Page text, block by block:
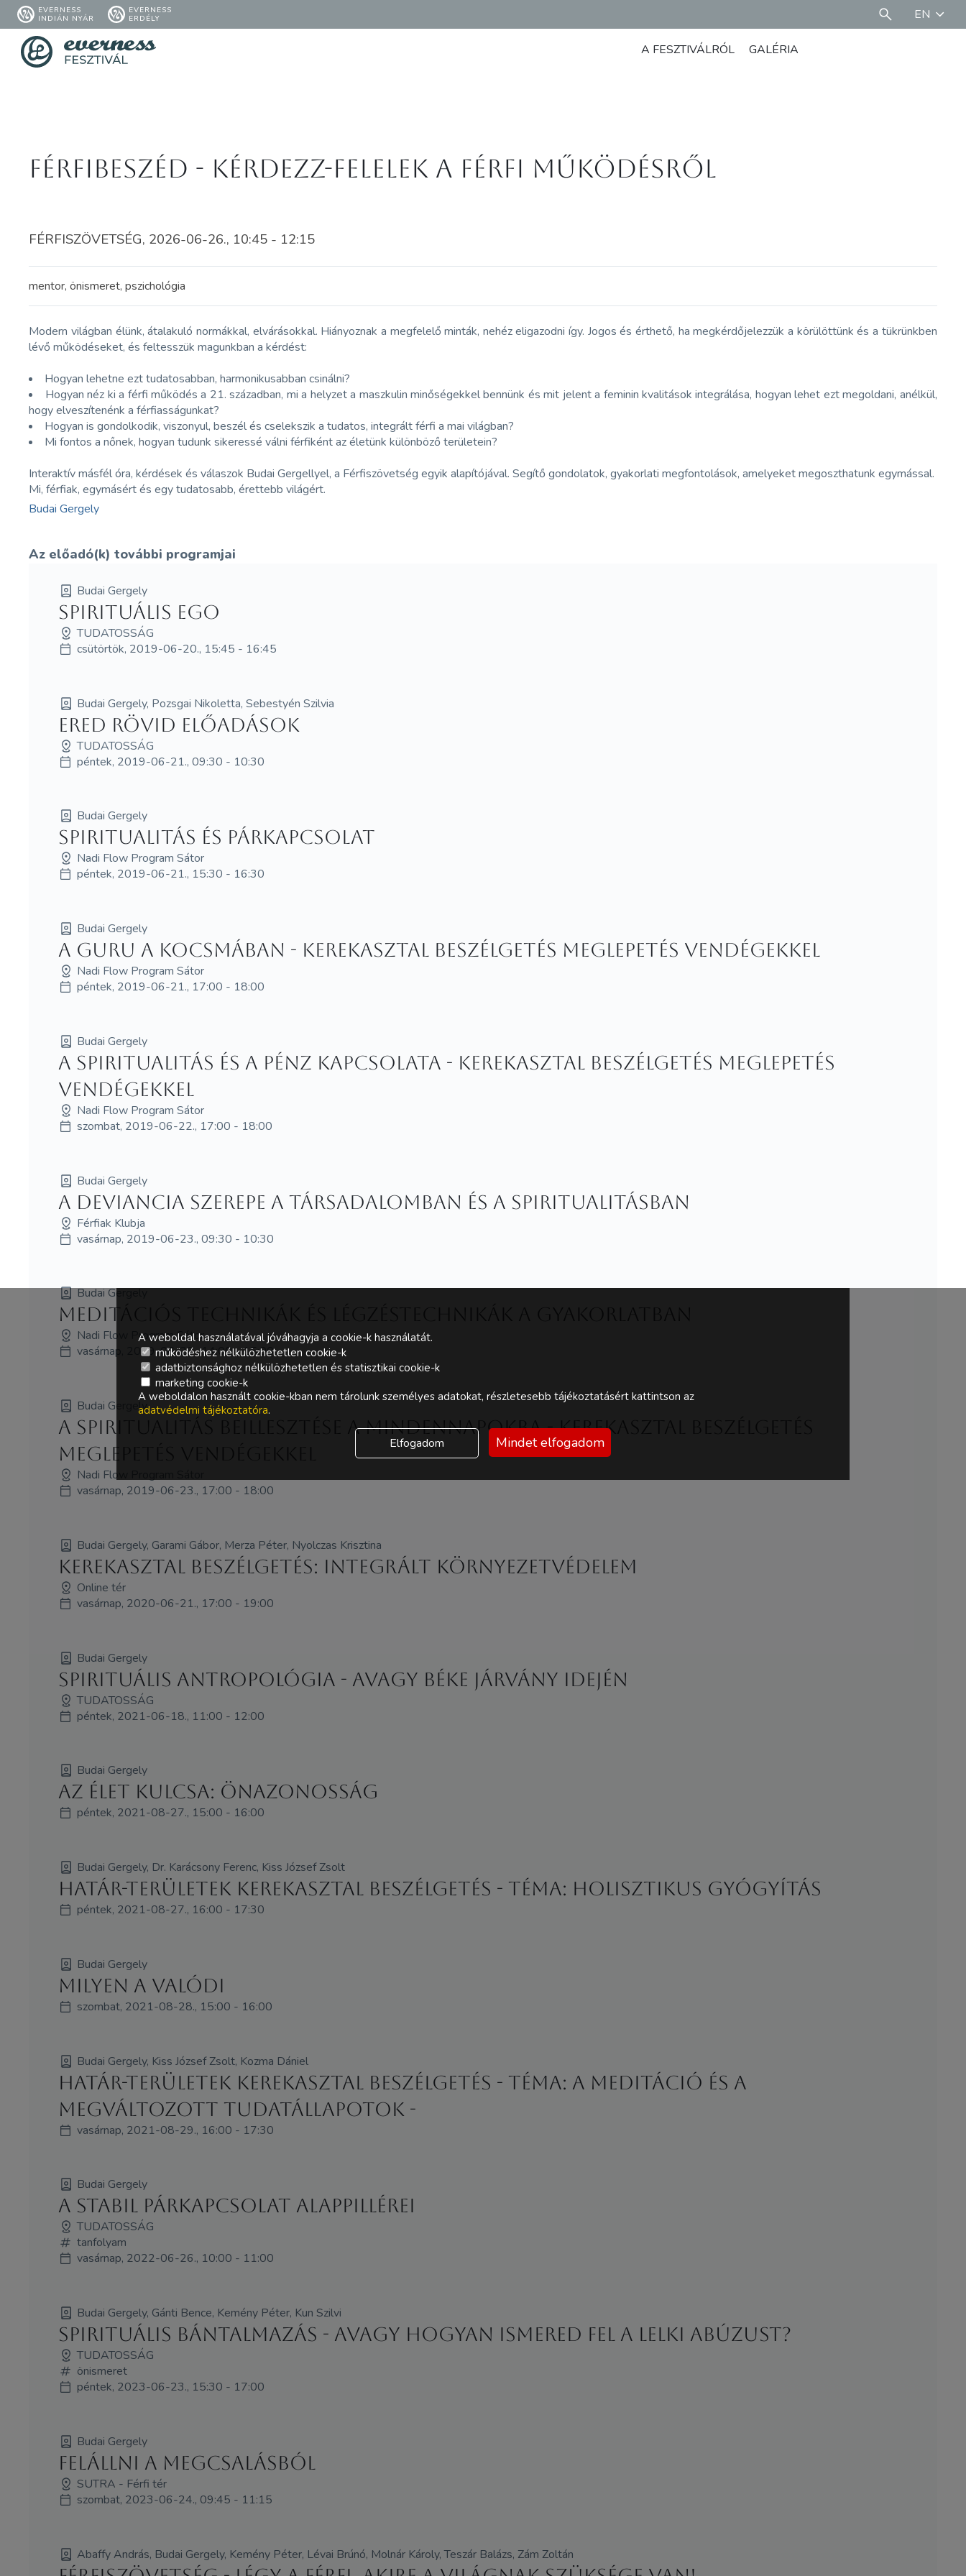
EVERNESS
INDIÁN NYÁR
EVERNESS
ERDÉLY
EN
A FESZTIVÁLRÓL GALÉRIA
Férfibeszéd - Kérdezz-felelek a férfi működésről
FÉRFISZÖVETSÉG, 2026-06-26., 10:45 - 12:15
mentor, önismeret, pszichológia
Modern világban élünk, átalakuló normákkal, elvárásokkal. Hiányoznak a megfelelő minták, nehéz eligazodni így. Jogos és érthető, ha megkérdőjelezzük a körülöttünk és a tükrünkben
lévő működéseket, és feltesszük magunkban a kérdést:
Hogyan lehetne ezt tudatosabban, harmonikusabban csinálni?
Hogyan néz ki a férfi működés a 21. században, mi a helyzet a maszkulin minőségekkel bennünk és mit jelent a feminin kvalitások integrálása, hogyan lehet ezt megoldani, anélkül,
hogy elveszítenénk a férfiasságunkat?
Hogyan is gondolkodik, viszonyul, beszél és cselekszik a tudatos, integrált férfi a mai világban?
Mi fontos a nőnek, hogyan tudunk sikeressé válni férfiként az életünk különböző területein?
Interaktív másfél óra, kérdések és válaszok Budai Gergellyel, a Férfiszövetség egyik alapítójával. Segítő gondolatok, gyakorlati megfontolások, amelyeket megoszthatunk egymással.
Mi, férfiak, egymásért és egy tudatosabb, érettebb világért.
Budai Gergely
Az előadó(k) további programjai
Budai Gergely
Spirituális Ego
TUDATOSSÁG
csütörtök, 2019-06-20., 15:45 - 16:45
Budai Gergely, Pozsgai Nikoletta, Sebestyén Szilvia
ERED rövid előadások
TUDATOSSÁG
péntek, 2019-06-21., 09:30 - 10:30
Budai Gergely
Spiritualitás és párkapcsolat
Nadi Flow Program Sátor
péntek, 2019-06-21., 15:30 - 16:30
Budai Gergely
A guru a kocsmában - Kerekasztal beszélgetés meglepetés vendégekkel
Nadi Flow Program Sátor
péntek, 2019-06-21., 17:00 - 18:00
Budai Gergely
A spiritualitás és a pénz kapcsolata - Kerekasztal beszélgetés meglepetés
vendégekkel
Nadi Flow Program Sátor
szombat, 2019-06-22., 17:00 - 18:00
Budai Gergely
A deviancia szerepe a társadalomban és a spiritualitásban
Férfiak Klubja
vasárnap, 2019-06-23., 09:30 - 10:30
Budai Gergely
Meditációs technikák és légzéstechnikák a gyakorlatban
Nadi Flow Program Sátor
vasárnap, 2019-06-23., 14:00 - 15:00
Budai Gergely
A spiritualitás beillesztése a mindennapokba - Kerekasztal beszélgetés
meglepetés vendégekkel
Nadi Flow Program Sátor
vasárnap, 2019-06-23., 17:00 - 18:00
Budai Gergely, Garami Gábor, Merza Péter, Nyolczas Krisztina
Kerekasztal beszélgetés: Integrált környezetvédelem
Online tér
vasárnap, 2020-06-21., 17:00 - 19:00
Budai Gergely
Spirituális antropológia - avagy béke járvány idején
TUDATOSSÁG
péntek, 2021-06-18., 11:00 - 12:00
Budai Gergely
Az élet kulcsa: Önazonosság
péntek, 2021-08-27., 15:00 - 16:00
Budai Gergely, Dr. Karácsony Ferenc, Kiss József Zsolt
Határ-területek kerekasztal beszélgetés - Téma: Holisztikus gyógyítás
péntek, 2021-08-27., 16:00 - 17:30
Budai Gergely
Milyen a valódi
szombat, 2021-08-28., 15:00 - 16:00
Budai Gergely, Kiss József Zsolt, Kozma Dániel
Határ-területek kerekasztal beszélgetés - Téma: A meditáció és a
megváltozott tudatállapotok -
vasárnap, 2021-08-29., 16:00 - 17:30
Budai Gergely
A stabil párkapcsolat alappillérei
TUDATOSSÁG
tanfolyam
vasárnap, 2022-06-26., 10:00 - 11:00
Budai Gergely, Gánti Bence, Kemény Péter, Kun Szilvi
Spirituális bántalmazás - avagy hogyan ismered fel a lelki abúzust?
TUDATOSSÁG
önismeret
péntek, 2023-06-23., 15:30 - 17:00
Budai Gergely
Felállni a megcsalásból
SUTRA - Férfi tér
szombat, 2023-06-24., 09:45 - 11:15
Abaffy András, Budai Gergely, Kemény Péter, Lévai Brúnó, Molnár Károly, Teszár Balázs, Zám Zoltán
A weboldal használatával jóváhagyja a cookie-k használatát.
működéshez nélkülözhetetlen cookie-k
adatbiztonsághoz nélkülözhetetlen és statisztikai cookie-k
marketing cookie-k
A weboldalon használt cookie-kban nem tárolunk személyes adatokat, részletesebb tájékoztatásért kattintson az
adatvédelmi tájékoztatóra.
Elfogadom Mindet elfogadom